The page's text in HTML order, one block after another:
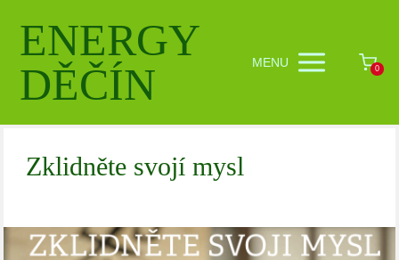
ENERGY
DĚČÍN
MENU 0
Zklidněte svojí mysl